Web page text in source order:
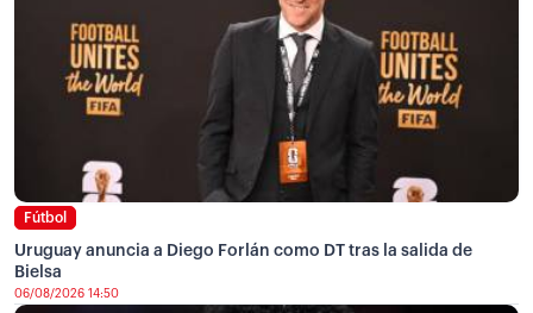
Fútbol
Uruguay anuncia a Diego Forlán como DT tras la salida de
Bielsa
06/08/2026 14:50